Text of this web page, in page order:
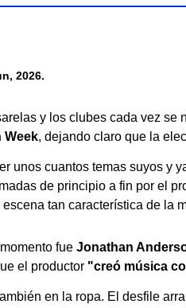
2026.
y los clubes cada vez
Week, dejando claro que la
unos cuantos temas suyos y
de principio a fin por el
tan característica de la
fue Jonathan
el productor "creó música
en la ropa. El desfile